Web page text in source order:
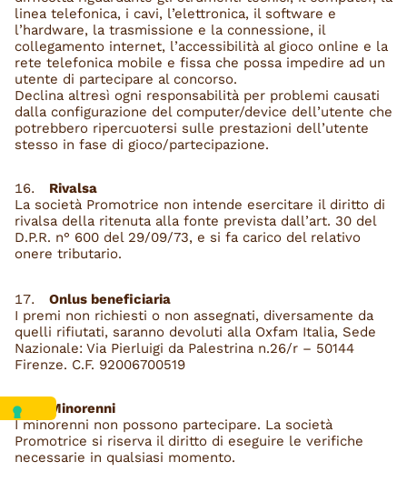
linea telefonica, i cavi, l’elettronica, il software e
l’hardware, la trasmissione e la connessione, il
collegamento internet, l’accessibilità al gioco online e la
rete telefonica mobile e fissa che possa impedire ad un
utente di partecipare al concorso.
Declina altresì ogni responsabilità per problemi causati
dalla configurazione del computer/device dell’utente che
potrebbero ripercuotersi sulle prestazioni dell’utente
stesso in fase di gioco/partecipazione.
Rivalsa
La società Promotrice non intende esercitare il diritto di
rivalsa della ritenuta alla fonte prevista dall’art. 30 del
D.P.R. n° 600 del 29/09/73, e si fa carico del relativo
onere tributario.
Onlus beneficiaria
I premi non richiesti o non assegnati, diversamente da
quelli rifiutati, saranno devoluti alla Oxfam Italia, Sede
Nazionale: Via Pierluigi da Palestrina n.26/r – 50144
Firenze. C.F. 92006700519
Minorenni
I minorenni non possono partecipare. La società
Promotrice si riserva il diritto di eseguire le verifiche
necessarie in qualsiasi momento.